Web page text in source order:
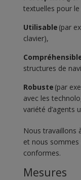
textuelles pour
Utilisable (par
clavier),
structures de
Robuste (par
avec les
variété d’agents
Nous travaillons
et nous
conformes.
Mesures